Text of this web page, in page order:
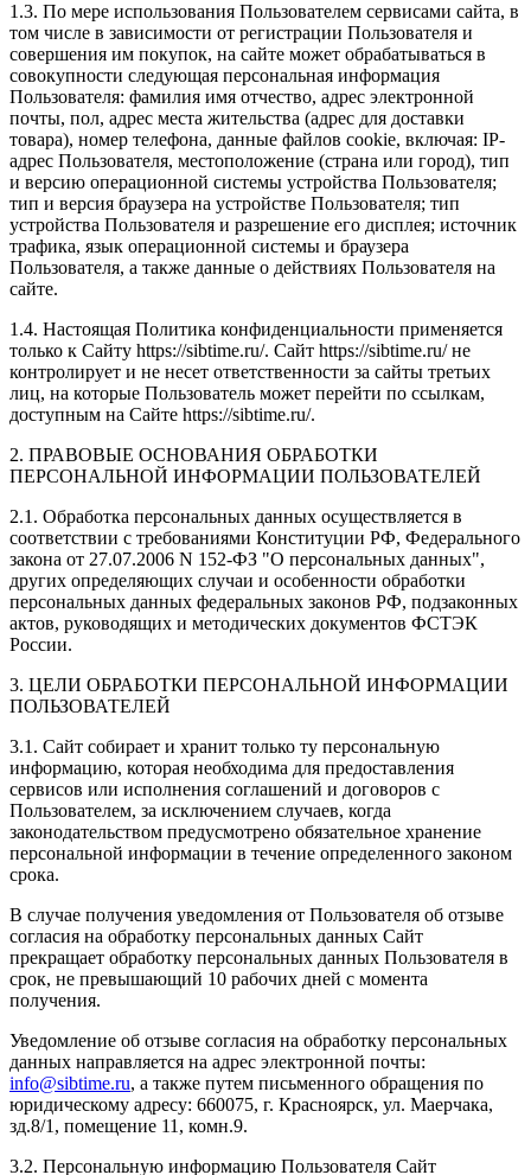
1.3. По мере использования Пользователем сервисами сайта, в
том числе в зависимости от регистрации Пользователя и
совершения им покупок, на сайте может обрабатываться в
совокупности следующая персональная информация
Пользователя: фамилия имя отчество, адрес электронной
почты, пол, адрес места жительства (адрес для доставки
товара), номер телефона, данные файлов cookie, включая: IP-
адрес Пользователя, местоположение (страна или город), тип
и версию операционной системы устройства Пользователя;
тип и версия браузера на устройстве Пользователя; тип
устройства Пользователя и разрешение его дисплея; источник
трафика, язык операционной системы и браузера
Пользователя, а также данные о действиях Пользователя на
сайте.
1.4. Настоящая Политика конфиденциальности применяется
только к Сайту https://sibtime.ru/. Сайт https://sibtime.ru/ не
контролирует и не несет ответственности за сайты третьих
лиц, на которые Пользователь может перейти по ссылкам,
доступным на Сайте https://sibtime.ru/.
2. ПРАВОВЫЕ ОСНОВАНИЯ ОБРАБОТКИ
ПЕРСОНАЛЬНОЙ ИНФОРМАЦИИ ПОЛЬЗОВАТЕЛЕЙ
2.1. Обработка персональных данных осуществляется в
соответствии с требованиями Конституции РФ, Федерального
закона от 27.07.2006 N 152-ФЗ "О персональных данных",
других определяющих случаи и особенности обработки
персональных данных федеральных законов РФ, подзаконных
актов, руководящих и методических документов ФСТЭК
России.
3. ЦЕЛИ ОБРАБОТКИ ПЕРСОНАЛЬНОЙ ИНФОРМАЦИИ
ПОЛЬЗОВАТЕЛЕЙ
3.1. Сайт собирает и хранит только ту персональную
информацию, которая необходима для предоставления
сервисов или исполнения соглашений и договоров с
Пользователем, за исключением случаев, когда
законодательством предусмотрено обязательное хранение
персональной информации в течение определенного законом
срока.
В случае получения уведомления от Пользователя об отзыве
согласия на обработку персональных данных Сайт
прекращает обработку персональных данных Пользователя в
срок, не превышающий 10 рабочих дней с момента
получения.
Уведомление об отзыве согласия на обработку персональных
данных направляется на адрес электронной почты:
info@sibtime.ru, а также путем письменного обращения по
юридическому адресу: 660075, г. Красноярск, ул. Маерчака,
зд.8/1, помещение 11, комн.9.
3.2. Персональную информацию Пользователя Сайт